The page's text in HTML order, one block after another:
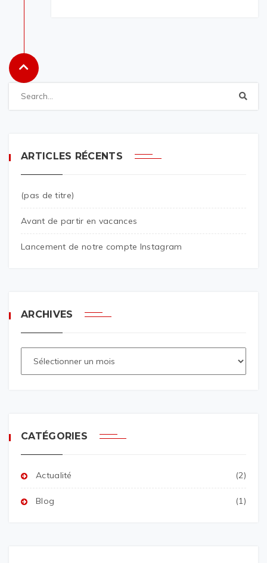
ARTICLES RÉCENTS
(pas de titre)
Avant de partir en vacances
Lancement de notre compte Instagram
ARCHIVES
CATÉGORIES
Actualité (2)
Blog (1)